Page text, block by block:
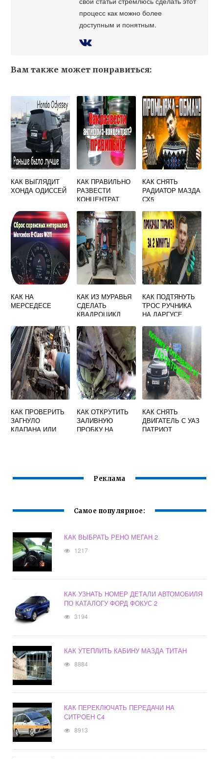
процесс как можно более
доступным и понятным.
Вам также может понравиться:
КАК ВЫГЛЯДИТ
ХОНДА ОДИССЕЙ
КАК ПРАВИЛЬНО
РАЗВЕСТИ
КОНЦЕНТРАТ
ДИСТИЛЛИРОВАН
НОЙ ВОДОЙ ДЛЯ
РЕНО ЛОГАН
КАК СНЯТЬ
РАДИАТОР МАЗДА
СХ5
КАК НА
МЕРСЕДЕСЕ
КАК ИЗ МУРАВЬЯ
СДЕЛАТЬ
КВАДРОЦИКЛ
КАК ПОДТЯНУТЬ
ТРОС РУЧНИКА
НА ЛАРГУСЕ
КАК ПРОВЕРИТЬ
ЗАГНУЛО
КЛАПАНА ИЛИ
КАК ОТКРУТИТЬ
ЗАЛИВНУЮ
ПРОБКУ НА
КАК СНЯТЬ
ДВИГАТЕЛЬ С УАЗ
ПАТРИОТ
Реклама
Самое популярное:
КАК ВЫБРАТЬ РЕНО МЕГАН 2
1217
КАК УЗНАТЬ НОМЕР ДЕТАЛИ АВТОМОБИЛЯ
ПО КАТАЛОГУ ФОРД ФОКУС 2
3194
КАК УТЕПЛИТЬ КАБИНУ МАЗДА ТИТАН
8884
КАК ПЕРЕКЛЮЧАТЬ ПЕРЕДАЧИ НА
СИТРОЕН С4
8913